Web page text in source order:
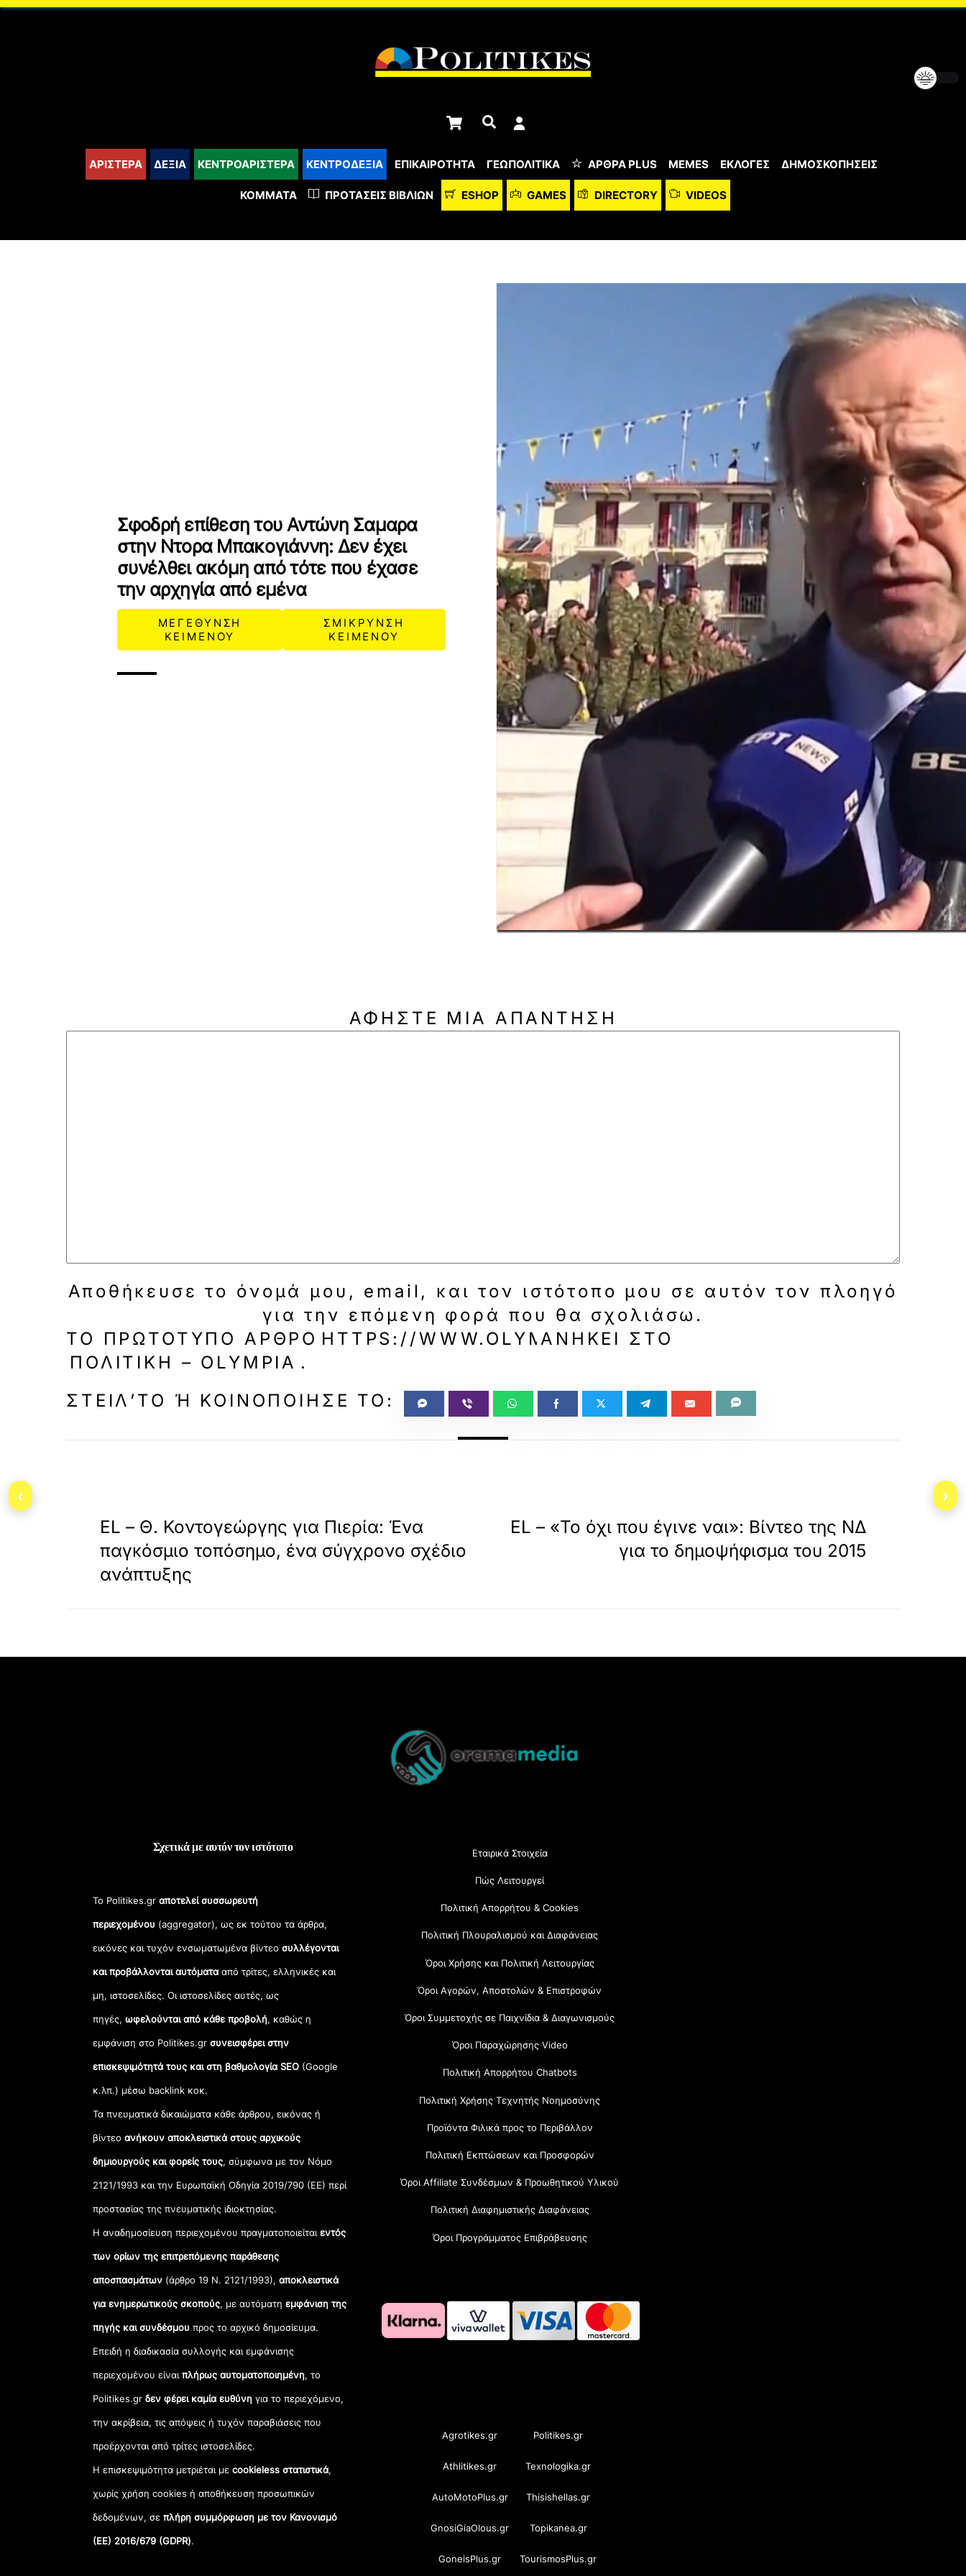
content
Cart Αναζήτηση
ΑΡΙΣΤΕΡΑ ΔΕΞΙΑ ΚΕΝΤΡΟΑΡΙΣΤΕΡΑ ΚΕΝΤΡΟΔΕΞΙΑ ΕΠΙΚΑΙΡΟΤΗΤΑ ΓΕΩΠΟΛΙΤΙΚΑ ΆΡΘΡΑ PLUS MEMES ΕΚΛΟΓΕΣ ΔΗΜΟΣΚΟΠΗΣΕΙΣ
ΚΌΜΜΑΤΑ ΠΡΟΤΆΣΕΙΣ ΒΙΒΛΊΩΝ ESHOP GAMES DIRECTORY VIDEOS
Σφοδρή επίθεση του Αντώνη Σαμαρα
στην Ντορα Μπακογιάννη: Δεν έχει
συνέλθει ακόμη από τότε που έχασε
την αρχηγία από εμένα
ΜΕΓΕΘΥΝΣΗ
ΚΕΙΜΕΝΟΥ
ΣΜΙΚΡΥΝΣΗ
ΚΕΙΜΕΝΟΥ
ΑΦΉΣΤΕ ΜΙΑ ΑΠΆΝΤΗΣΗ
Αποθήκευσε το όνομά μου, email, και τον ιστότοπο μου σε αυτόν τον πλοηγό
για την επόμενη φορά που θα σχολιάσω.
ΤΟ ΠΡΩΤΌΤΥΠΟ ΆΡΘΡΟ HTTPS://WWW.OLYMPIA.GR/1662681/POLITIKI/SFODRI-
ΑΝΉΚΕΙ ΣΤΟ
ΠΟΛΙΤΙΚΗ – OLYMPIA .
EL – Θ. Κοντογεώργης για Πιερία: Ένα
παγκόσμιο τοπόσημο, ένα σύγχρονο σχέδιο
ανάπτυξης
EL – «Το όχι που έγινε ναι»: Βίντεο της ΝΔ
για το δημοψήφισμα του 2015
Top
Σχετικά με αυτόν τον ιστότοπο
Το Politikes.grαποτελεί συσσωρευτή
περιεχομένου (aggregator), ως εκ τούτου τα άρθρα,
εικόνες και τυχόν ενσωματωμένα βίντεοσυλλέγονται
και προβάλλονται αυτόματααπό τρίτες, ελληνικές και
μη, ιστοσελίδες. Οι ιστοσελίδες αυτές, ως
πηγές,ωφελούνται από κάθε προβολή, καθώς η
εμφάνιση στο Politikes.gr συνεισφέρει στην
επισκεψιμότητά τους και στη βαθμολογία SEO (Google
κ.λπ.) μέσω backlink κοκ.
Τα πνευματικά δικαιώματα κάθε άρθρου, εικόνας ή
βίντεοανήκουν αποκλειστικά στους αρχικούς
δημιουργούς και φορείς τους, σύμφωνα με τον Νόμο
2121/1993 και την Ευρωπαϊκή Οδηγία 2019/790 (ΕΕ) περί
προστασίας της πνευματικής ιδιοκτησίας.
Η αναδημοσίευση περιεχομένου πραγματοποιείταιεντός
των ορίων της επιτρεπόμενης παράθεσης
αποσπασμάτων (άρθρο 19 Ν. 2121/1993), αποκλειστικά
για ενημερωτικούς σκοπούς, με αυτόματηεμφάνιση της
πηγής και συνδέσμου προς το αρχικό δημοσίευμα.
Επειδή η διαδικασία συλλογής και εμφάνισης
περιεχομένου είναιπλήρως αυτοματοποιημένη, το
Politikes.grδεν φέρει καμία ευθύνη για το περιεχόμενο,
την ακρίβεια, τις απόψεις ή τυχόν παραβιάσεις που
προέρχονται από τρίτες ιστοσελίδες.
Η επισκεψιμότητα μετριέται μεcookieless στατιστικά,
χωρίς χρήση cookies ή αποθήκευση προσωπικών
δεδομένων, σεπλήρη συμμόρφωση με τον Κανονισμό
(ΕΕ) 2016/679 (GDPR).
Εταιρικά Στοιχεία
Πώς Λειτουργεί
Πολιτική Απορρήτου & Cookies
Πολιτική Πλουραλισμού και Διαφάνειας
Όροι Χρήσης και Πολιτική Λειτουργίας
Όροι Αγορών, Αποστολών & Επιστροφών
Όροι Συμμετοχής σε Παιχνίδια & Διαγωνισμούς
Όροι Παραχώρησης Video
Πολιτική Απορρήτου Chatbots
Πολιτική Χρήσης Τεχνητής Νοημοσύνης
Προϊόντα Φιλικά προς το Περιβάλλον
Πολιτική Εκπτώσεων και Προσφορών
Όροι Affiliate Συνδέσμων & Προωθητικού Υλικού
Πολιτική Διαφημιστικής Διαφάνειας
Όροι Προγράμματος Επιβράβευσης
Agrotikes.gr Politikes.gr
Athlitikes.gr Texnologika.gr
AutoMotoPlus.gr Thisishellas.gr
GnosiGiaOlous.gr Topikanea.gr
GoneisPlus.gr TourismosPlus.gr
‹ ›